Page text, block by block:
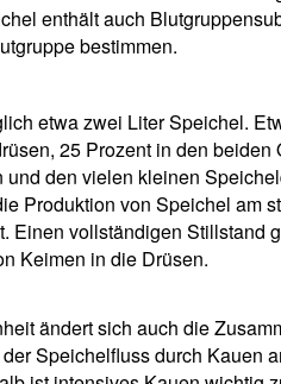
enthält auch
bestimmen.
etwa zwei Liter Speichel.
25 Prozent in den
den vielen kleinen
Produktion von Speichel am
Einen vollständigen Stillstand
Keimen in die Drüsen.
ändert sich auch die
Speichelfluss durch Kauen